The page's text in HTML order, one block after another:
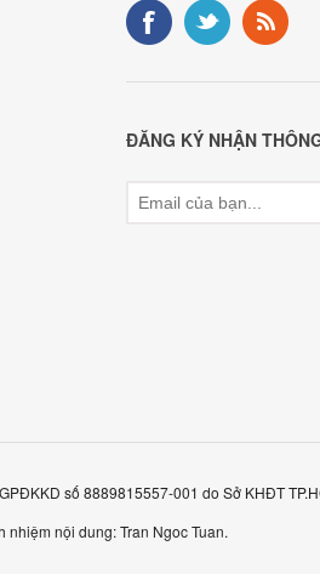
ĐĂNG KÝ NHẬN
số 8889815557-001 do Sở KHĐT
nhiệm nội dung: Tran Ngoc Tuan.